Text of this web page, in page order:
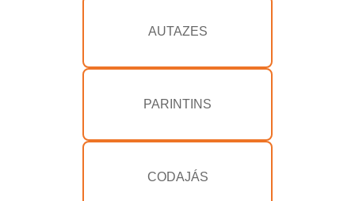
AUTAZES
PARINTINS
CODAJÁS